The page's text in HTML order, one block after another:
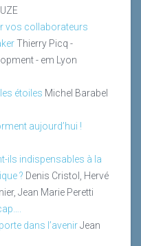
vos collaborateurs
Thierry Picq -
- em Lyon
étoiles Michel Barabel
aujourd’hui !
ils indispensables à la
? Denis Cristol, Hervé
Jean Marie Peretti
dans l’avenirJean